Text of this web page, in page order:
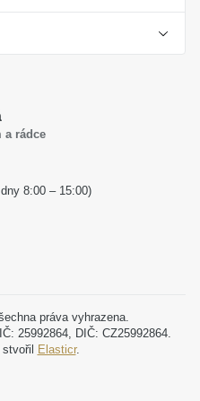
trend
smlouvy
a rádce
8:00 – 15:00)
práva vyhrazena.
25992864, DIČ: CZ25992864.
Elasticr.